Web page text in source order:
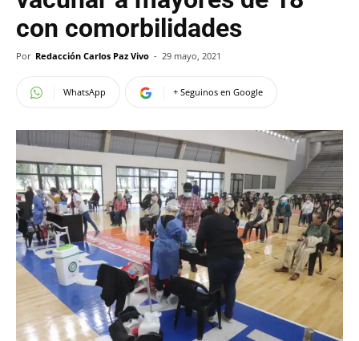
con comorbilidades
Por Redacción Carlos Paz Vivo - 29 mayo, 2021
WhatsApp + Seguinos en Google